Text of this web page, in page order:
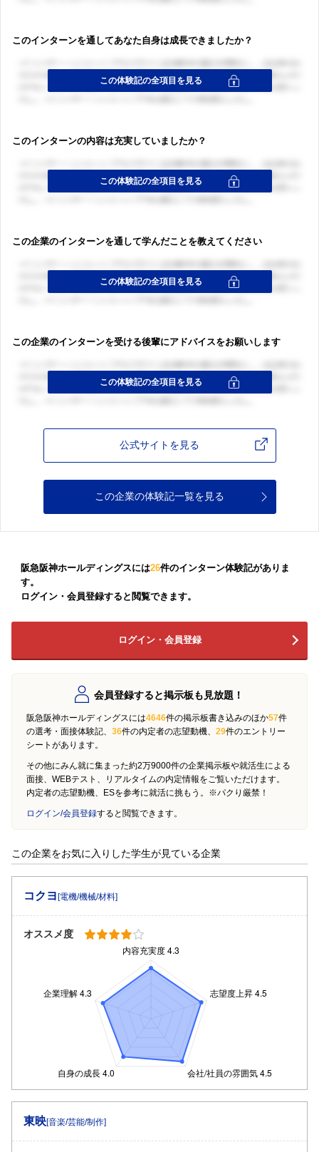
このインターンを通してあなた自身は成長できましたか？
このインターンの内容は充実していましたか？
この企業のインターンを通して学んだことを教えてください
この企業のインターンを受ける後輩にアドバイスをお願いします
公式サイトを見る
この企業の体験記一覧を見る
阪急阪神ホールディングスには26件のインターン体験記がありま
す。
ログイン・会員登録すると閲覧できます。
ログイン・会員登録
会員登録すると掲示板も見放題！
阪急阪神ホールディングスには4646件の掲示板書き込みのほか57件
の選考・面接体験記、 36件の内定者の志望動機、 29件のエントリー
シートがあります。
その他にみん就に集まった約2万9000件の企業掲示板や就活生による
面接、WEBテスト、リアルタイムの内定情報をご覧いただけます。
内定者の志望動機、ESを参考に就活に挑もう。※パクり厳禁！
ログイン/会員登録すると閲覧できます。
この企業をお気に入りした学生が見ている企業
コクヨ[電機/機械/材料]
オススメ度
東映[音楽/芸能/制作]